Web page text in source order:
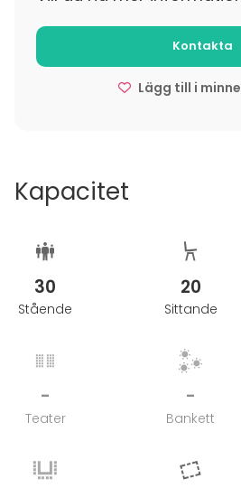
unohtumattomia hetkiä
- Sesonkihinnat erikseen.
Kontakta
Lägg till i
Kapacitet
30
Stående
20
Sittande
-
Teater
-
Bankett